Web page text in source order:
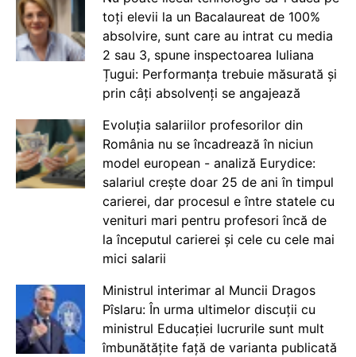
toți elevii la un Bacalaureat de 100%
absolvire, sunt care au intrat cu media
2 sau 3, spune inspectoarea Iuliana
Țugui: Performanța trebuie măsurată și
prin câți absolvenți se angajează
Evoluția salariilor profesorilor din
România nu se încadrează în niciun
model european - analiză Eurydice:
salariul crește doar 25 de ani în timpul
carierei, dar procesul e între statele cu
venituri mari pentru profesori încă de
la începutul carierei și cele cu cele mai
mici salarii
Ministrul interimar al Muncii Dragos
Pîslaru: În urma ultimelor discuții cu
ministrul Educației lucrurile sunt mult
îmbunătățite față de varianta publicată